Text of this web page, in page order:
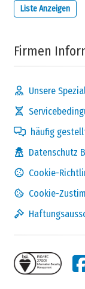
Liste Anzeigen
Firmen
Unsere
häufig
Datenschutz
Cookie-
Cookie-